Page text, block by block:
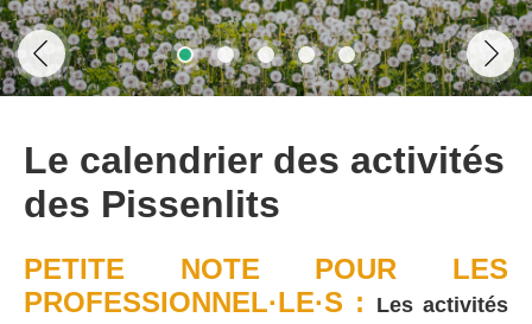
Le calendrier des activités
des Pissenlits
PETITE NOTE POUR LES
PROFESSIONNEL·LE·S :
Les activités